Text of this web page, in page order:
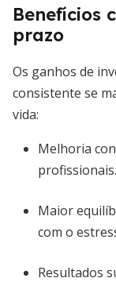
Benefícios
prazo
Os ganhos de
consistente se
vida:
Melhoria
profissionais.
Maior
com o
Resultados